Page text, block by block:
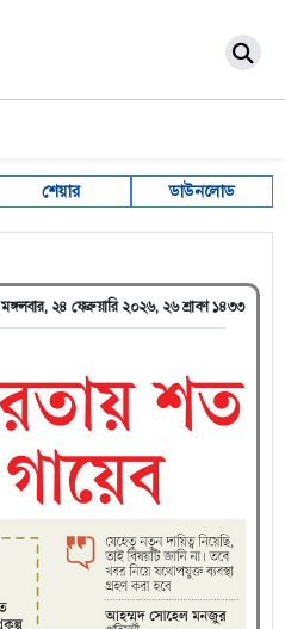
শেয়ার ডাউনলোড
মঙ্গলবার, ২৪ ফেব্রুয়ারি ২০২৬, ২৬ শ্রাবণ ১৪৩৩